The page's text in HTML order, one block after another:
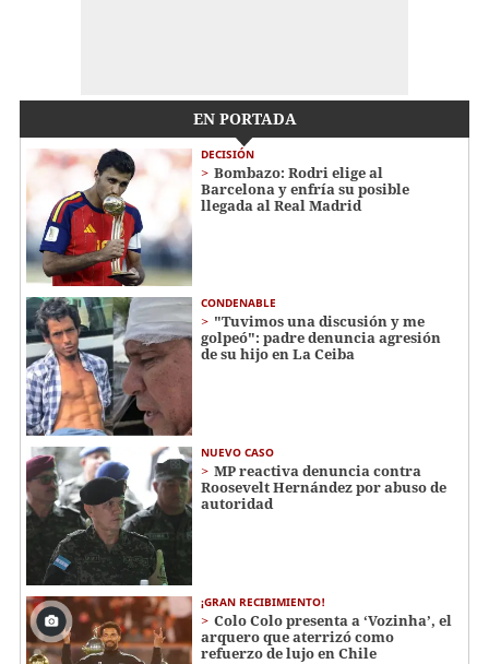
EN PORTADA
DECISIÓN
Bombazo: Rodri elige al
Barcelona y enfría su posible
llegada al Real Madrid
CONDENABLE
"Tuvimos una discusión y me
golpeó": padre denuncia agresión
de su hijo en La Ceiba
NUEVO CASO
MP reactiva denuncia contra
Roosevelt Hernández por abuso de
autoridad
¡GRAN RECIBIMIENTO!
Colo Colo presenta a ‘Vozinha’, el
arquero que aterrizó como
refuerzo de lujo en Chile